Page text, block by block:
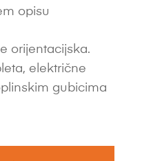
opisu
orijentacijska.
električne
gubicima